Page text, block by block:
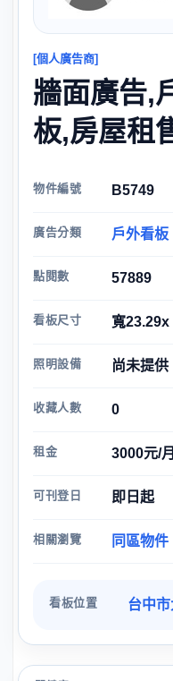
[個人廣告商]
牆面廣告,
板,房屋租
物件編號 B5749
廣告分類 戶外看板
點閱數 57889
看板尺寸 寬23.29x
照明設備 尚未提供
收藏人數 0
租金 3000元/月
可刊登日 即日起
相關瀏覽 同區物件
看板位置 台中